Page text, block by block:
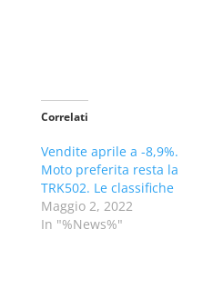
Correlati
Vendite aprile a -8,9%.
Moto preferita resta la
TRK502. Le classifiche
Maggio 2, 2022
In "%News%"